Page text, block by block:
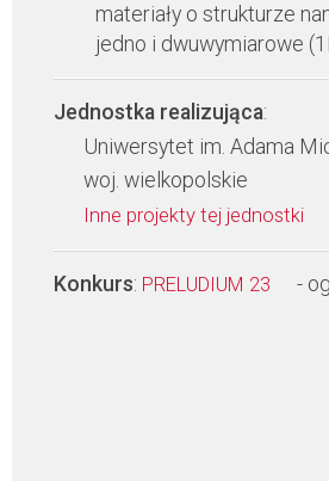
materiały o strukturze
jedno i dwuwymiarowe
Jednostka realizująca:
Uniwersytet im. Adama
woj. wielkopolskie
Inne projekty tej jednostki
Konkurs: PRELUDIUM 23 -